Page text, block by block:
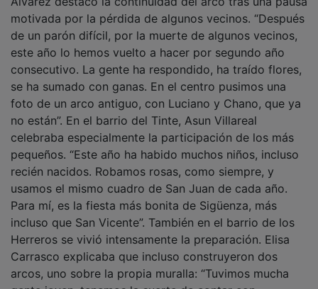
motivada por la pérdida de algunos vecinos. “Después
de un parón difícil, por la muerte de algunos vecinos,
este año lo hemos vuelto a hacer por segundo año
consecutivo. La gente ha respondido, ha traído flores,
se ha sumado con ganas. En el centro pusimos una
foto de un arco antiguo, con Luciano y Chano, que ya
no están”. En el barrio del Tinte, Asun Villareal
celebraba especialmente la participación de los más
pequeños. “Este año ha habido muchos niños, incluso
recién nacidos. Robamos rosas, como siempre, y
usamos el mismo cuadro de San Juan de cada año.
Para mí, es la fiesta más bonita de Sigüenza, más
incluso que San Vicente”. También en el barrio de los
Herreros se vivió intensamente la preparación. Elisa
Carrasco explicaba que incluso construyeron dos
arcos, uno sobre la propia muralla: “Tuvimos mucha
gente joven, tenemos la suerte de contar con